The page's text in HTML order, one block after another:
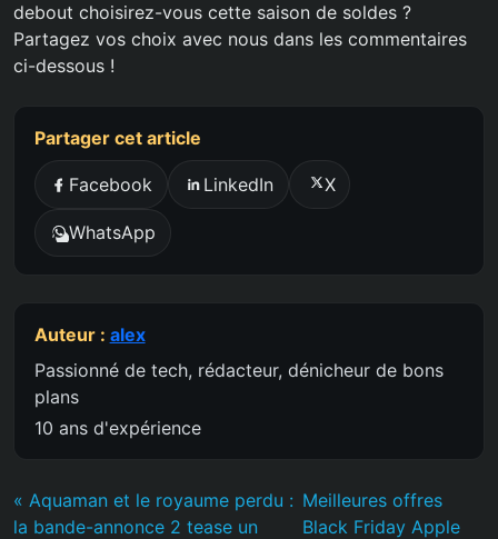
debout choisirez-vous cette saison de soldes ?
Partagez vos choix avec nous dans les commentaires
ci-dessous !
Partager cet article
Facebook LinkedIn X
WhatsApp
Auteur : alex
Passionné de tech, rédacteur, dénicheur de bons
plans
10 ans d'expérience
« Aquaman et le royaume perdu :
la bande-annonce 2 tease un
Meilleures offres
Black Friday Apple